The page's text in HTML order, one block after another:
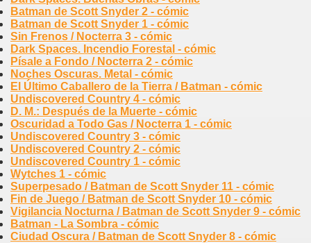
Batman de Scott Snyder 2 - cómic
Batman de Scott Snyder 1 - cómic
Sin Frenos / Nocterra 3 - cómic
Dark Spaces. Incendio Forestal - cómic
Písale a Fondo / Nocterra 2 - cómic
Noches Oscuras. Metal - cómic
El Último Caballero de la Tierra / Batman - cómic
Undiscovered Country 4 - cómic
D. M.: Después de la Muerte - cómic
Oscuridad a Todo Gas / Nocterra 1 - cómic
Undiscovered Country 3 - cómic
Undiscovered Country 2 - cómic
Undiscovered Country 1 - cómic
Wytches 1 - cómic
Superpesado / Batman de Scott Snyder 11 - cómic
Fin de Juego / Batman de Scott Snyder 10 - cómic
Vigilancia Nocturna / Batman de Scott Snyder 9 - cómic
Batman - La Sombra - cómic
Ciudad Oscura / Batman de Scott Snyder 8 - cómic